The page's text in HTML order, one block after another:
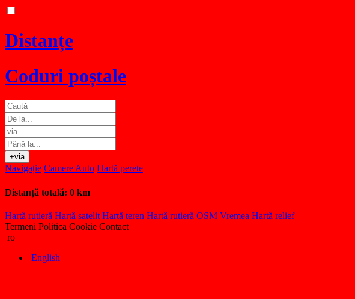
Distanțe
Coduri poștale
+via
Navigație Camere Auto Hartă perete
Distanță totală: 0 km
Hartă rutieră Hartă satelit Hartă teren Hartă rutieră OSM Vremea Hartă relief
Termeni Politica Cookie Contact
ro
English